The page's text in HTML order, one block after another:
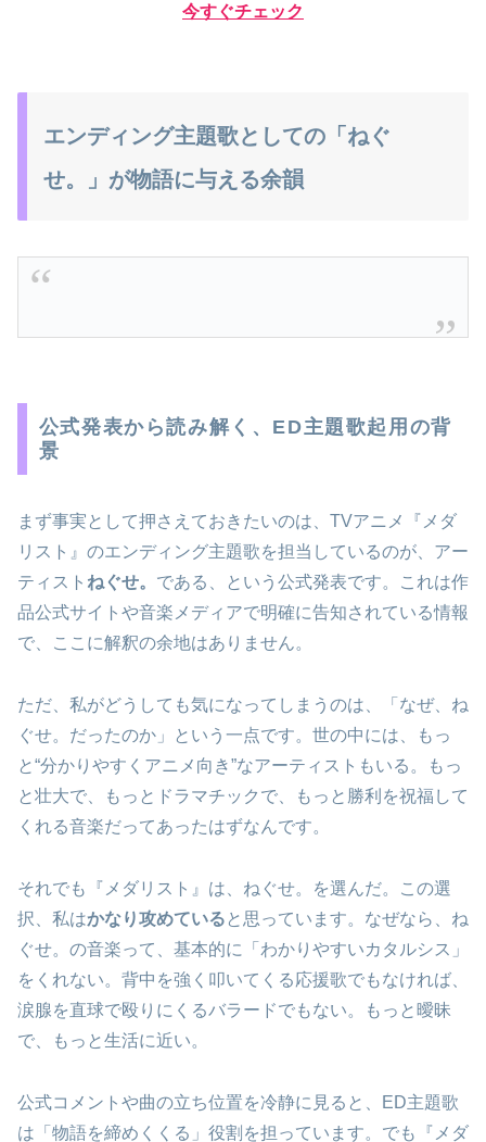
今すぐチェック
エンディング主題歌としての「ねぐ
せ。」が物語に与える余韻
公式発表から読み解く、ED主題歌起用の背
景
まず事実として押さえておきたいのは、TVアニメ『メダ
リスト』のエンディング主題歌を担当しているのが、アー
ティスト ねぐせ。 である、という公式発表です。これは作
品公式サイトや音楽メディアで明確に告知されている情報
で、ここに解釈の余地はありません。
ただ、私がどうしても気になってしまうのは、「なぜ、ね
ぐせ。だったのか」という一点です。世の中には、もっ
と“分かりやすくアニメ向き”なアーティストもいる。もっ
と壮大で、もっとドラマチックで、もっと勝利を祝福して
くれる音楽だってあったはずなんです。
それでも『メダリスト』は、ねぐせ。を選んだ。この選
択、私はかなり攻めている と思っています。なぜなら、ね
ぐせ。の音楽って、基本的に「わかりやすいカタルシス」
をくれない。背中を強く叩いてくる応援歌でもなければ、
涙腺を直球で殴りにくるバラードでもない。もっと曖昧
で、もっと生活に近い。
公式コメントや曲の立ち位置を冷静に見ると、ED主題歌
は「物語を締めくくる」役割を担っています。でも『メダ